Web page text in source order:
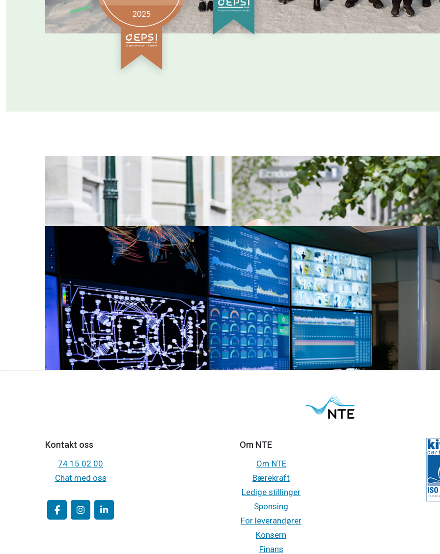
Samarbeider med lysets hastighet
SpareBank1 SMN-konsernet har fiberbredbånd fra NTE til de 70 kontorene:– Det er avgjørende for oss at
vi trenger hjelp raskt - og det har vi i NTE!
Hvordan sikrer vi våre mest kritiske digitale verdier?
Når vi snakker om samfunnssikkerhet, tenker de fleste på strømforsyning, transport, helsevesen og
verdier er ikke fysiske, de er digitale.
Les mer
Kontakt oss
74 15 02 00
Chat med oss
Om NTE
Om NTE
Bærekraft
Ledige stillinger
Sponsing
For leverandører
Konsern
Finans